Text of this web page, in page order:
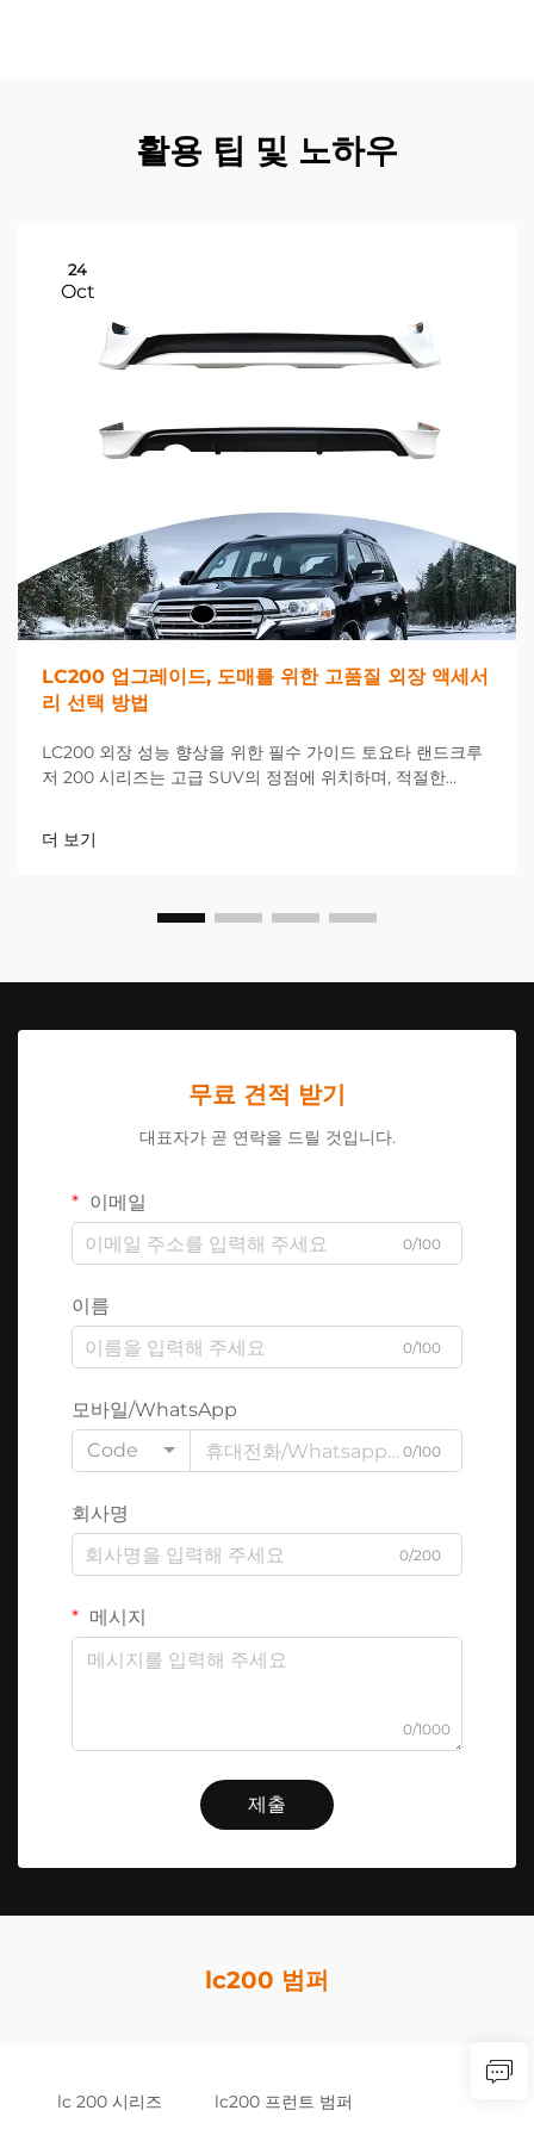
활용 팁 및 노하우
24
Oct
LC200 업그레이드, 도매를 위한 고품질 외장 액세서
리 선택 방법
LC200 외장 성능 향상을 위한 필수 가이드 토요타 랜드크루
저 200 시리즈는 고급 SUV의 정점에 위치하며, 적절한
으로 향상시킬 수 있습니다. 거래 시...
더 보기
무료 견적 받기
대표자가 곧 연락을 드릴 것입니다.
이메일
0/100
이름
0/100
모바일/WhatsApp
Code
0/100
회사명
0/200
메시지
0/1000
제출
lc200 범퍼
lc 200 시리즈 lc200 프런트 범퍼